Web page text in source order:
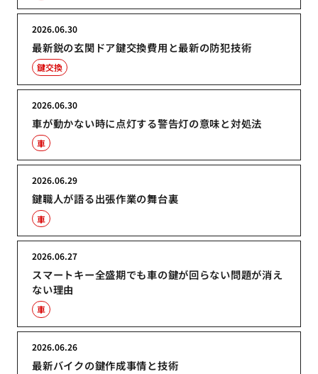
最新鋭の玄関ドア鍵交換費用と最新の防犯技術
2026.06.30
鍵交換
車が動かない時に点灯する警告灯の意味と対処法
2026.06.30
車
鍵職人が語る出張作業の舞台裏
2026.06.29
車
スマートキー全盛期でも車の鍵が回らない問題が消え
ない理由
2026.06.27
車
最新バイクの鍵作成事情と技術
2026.06.26